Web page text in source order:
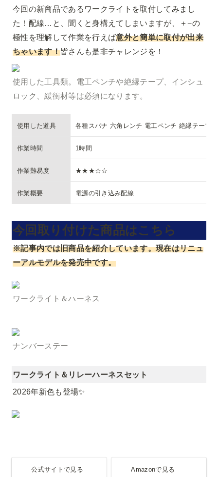
今回の新商品であるワークライトを取付してみまし
た！配線…と、聞くと身構えてしまいますが、＋−の
極性を理解して作業を行えば意外と簡単に取付が出来
ちゃいます！皆さんも是非チャレンジを！
使用した工具類。電工ペンチや絶縁テープ、インシュ
ロック、緩衝材等は必須になります。
使用した道具 各種スパナ 六角レンチ 電工ペンチ 絶縁テープ
作業時間 1時間
作業難易度 ★★★☆☆
作業概要 電源の引き込み配線
今回取り付けた商品はこちら
※記事内では旧商品を紹介しています。現在はリニュ
ーアルモデルを発売中です。
ワークライト＆ハーネス
ナンバーステー
ワークライト＆リレーハーネスセット
2026年新色も登場✨️
公式サイトで見る
公式サイトで見る
Amazonで見る
Amazonで見る